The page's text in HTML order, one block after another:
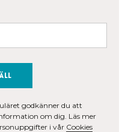
godkänner du att
om dig. Läs mer
i vår Cookies